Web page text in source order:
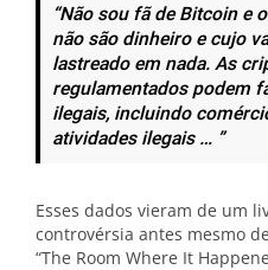
“Não sou fã de Bitcoin e
não são dinheiro e cujo
lastreado em nada. As
regulamentados podem
ilegais, incluindo
atividades ilegais … ”
Esses dados vieram de um
controvérsia antes mesmo
“The Room Where It